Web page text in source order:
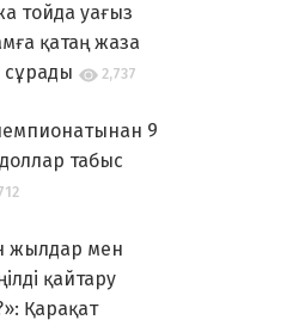
тойда уағыз
қатаң жаза
сұрады
2,737
9
табыс
жылдар мен
қайтару
Қарақат